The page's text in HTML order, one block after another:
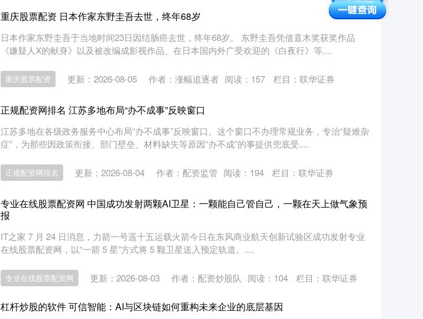
重庆股票配资 日本作家东野圭吾去世，终年68岁
日本作家东野圭吾于当地时间23日因结肠癌去世，终年68岁。 东野圭吾凭借直木奖获奖作品
《嫌疑人X的献身》以及被改编成影视作品、在日本国内外广受欢迎的《白夜行》等....
重庆股票配资 更新：2026-08-05 作者：涨幅追逐者 阅读： 157 栏目： 联华证券
正规配资网排名 江苏多地布局“办不成事”反映窗口
江苏多地在各级政务服务中心布局“办不成事”反映窗口。这个窗口不办理常规业务，专治“疑难杂
症”，为那些因政策衔接、部门壁垒、材料缺失等原因“办不成”的事提供兜底受....
正规配资网排名 更新：2026-08-04 作者：配资监管 阅读： 194 栏目： 联华证券
专业在线股票配资网 中国成功发射两颗AI卫星：一颗能自己管自己，一颗在天上做气象预
报
IT之家 7 月 24 日消息，力箭一号遥十五运载火箭今日在东风商业航天创新试验区成功发射专业
在线股票配资网，以“一箭 5 星”方式将 5 颗卫星送入预定轨道。....
专业在线股票配资网 更新：2026-08-03 作者：配资炒股队 阅读： 104 栏目： 联华证券
杠杆炒股的软件 可信智能：AI与区块链如何重构未来企业的底层基因